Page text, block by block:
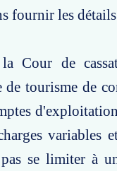
fournir les détails
Cour de
tourisme de
variables
se limiter à